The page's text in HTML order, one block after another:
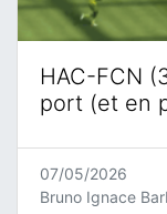
HAC-FCN
port (et en
07/05/2026
Bruno Ignace